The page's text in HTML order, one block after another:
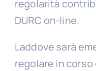
regolarità
DURC on-line.
Laddove sarà
regolare in corso